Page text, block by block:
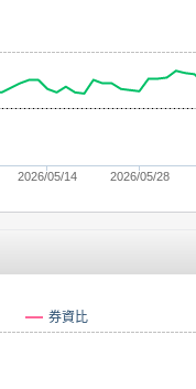
2026/05/14 2026/05/28
券資比